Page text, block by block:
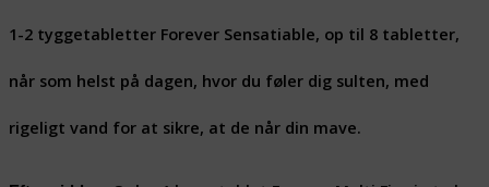
1-2 tyggetabletter Forever Sensatiable, op til 8 tabletter,
når som helst på dagen, hvor du føler dig sulten, med
rigeligt vand for at sikre, at de når din mave.